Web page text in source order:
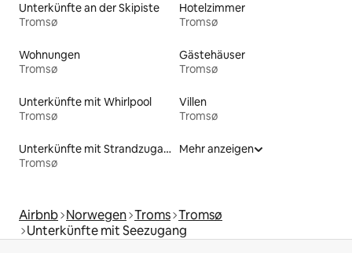
Unterkünfte an der Skipiste
Tromsø
Hotelzimmer
Tromsø
Wohnungen
Tromsø
Gästehäuser
Tromsø
Unterkünfte mit Whirlpool
Tromsø
Villen
Tromsø
Unterkünfte mit Strandzugang
Tromsø
Mehr anzeigen
Airbnb Norwegen Troms Tromsø
Unterkünfte mit Seezugang